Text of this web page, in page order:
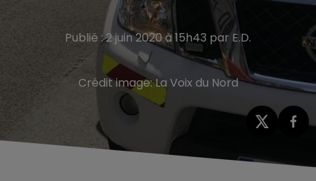
Publié : 2 juin 2020 à 15h43 par E.D.
Crédit image:La Voix du Nord